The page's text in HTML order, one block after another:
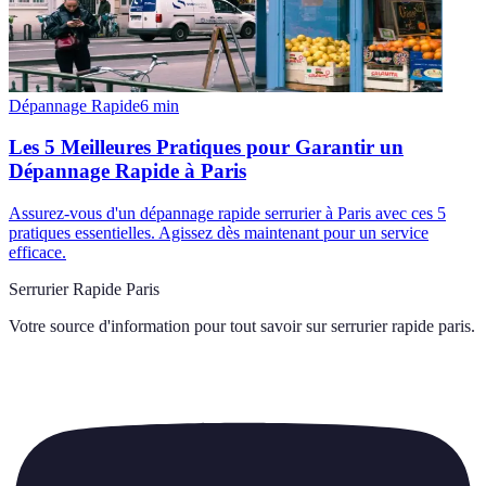
Dépannage Rapide6 min
Les 5 Meilleures Pratiques pour Garantir un
Dépannage Rapide à Paris
Assurez-vous d'un dépannage rapide serrurier à Paris avec ces 5
pratiques essentielles. Agissez dès maintenant pour un service
efficace.
Serrurier Rapide Paris
Votre source d'information pour tout savoir sur serrurier rapide paris.